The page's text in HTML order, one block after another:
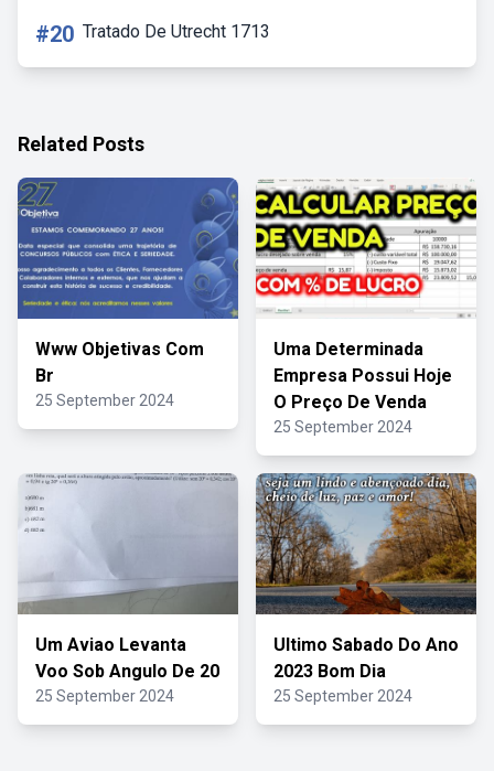
#20 Tratado De Utrecht 1713
Related Posts
Www Objetivas Com
Br
25 September 2024
Uma Determinada
Empresa Possui Hoje
O Preço De Venda
25 September 2024
Um Aviao Levanta
Voo Sob Angulo De 20
25 September 2024
Ultimo Sabado Do Ano
2023 Bom Dia
25 September 2024